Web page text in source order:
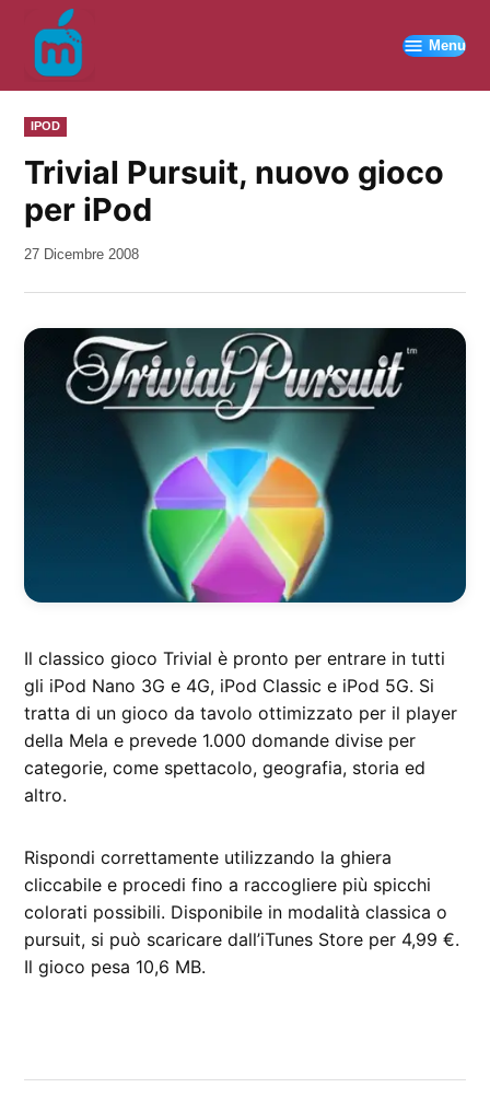
contenuto
Menu
PUBBLICATO
IN
IPOD
Trivial Pursuit, nuovo gioco
per iPod
da
27 Dicembre 2008
Il classico gioco Trivial è pronto per entrare in tutti
gli iPod Nano 3G e 4G, iPod Classic e iPod 5G. Si
tratta di un gioco da tavolo ottimizzato per il player
della Mela e prevede 1.000 domande divise per
categorie, come spettacolo, geografia, storia ed
altro.
Rispondi correttamente utilizzando la ghiera
cliccabile e procedi fino a raccogliere più spicchi
colorati possibili. Disponibile in modalità classica o
pursuit, si può scaricare dall’iTunes Store per 4,99 €.
Il gioco pesa 10,6 MB.